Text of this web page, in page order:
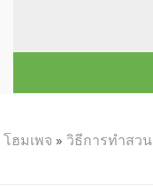
โฮมเพจ » วิธีการทำสวน